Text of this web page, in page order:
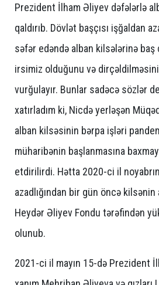
Prezident İlham Əliyev dəfələrlə
qaldırıb. Dövlət başçısı işğaldan
səfər edəndə alban kilsələrinə baş
irsimiz olduğunu və
vurğulayır. Bunlar sadəcə sözlər
xatırladım ki, Nicdə yerləşən
alban kilsəsinin bərpa işləri
müharibənin başlanmasına
etdirilirdi. Hətta 2020-ci il
azadlığından bir gün öncə kilsənin
Heydər Əliyev Fondu tərəfindən
olunub.
2021-ci il mayın 15-də Prezident